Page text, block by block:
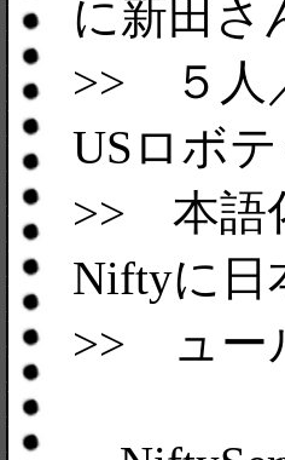
に新田さ
>> ５人
USロボ
>> 本語
Niftyに日
>> ュー